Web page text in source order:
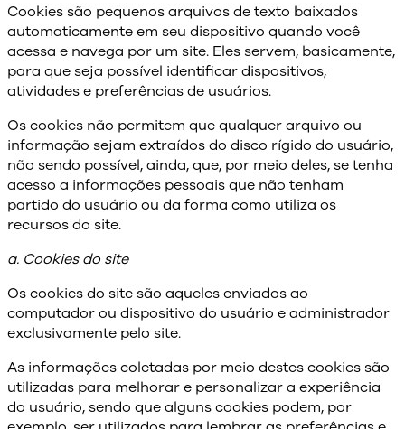
Cookies são pequenos arquivos de texto baixados
automaticamente em seu dispositivo quando você
acessa e navega por um site. Eles servem, basicamente,
para que seja possível identificar dispositivos,
atividades e preferências de usuários.
Os cookies não permitem que qualquer arquivo ou
informação sejam extraídos do disco rígido do usuário,
não sendo possível, ainda, que, por meio deles, se tenha
acesso a informações pessoais que não tenham
partido do usuário ou da forma como utiliza os
recursos do site.
a. Cookies do site
Os cookies do site são aqueles enviados ao
computador ou dispositivo do usuário e administrador
exclusivamente pelo site.
As informações coletadas por meio destes cookies são
utilizadas para melhorar e personalizar a experiência
do usuário, sendo que alguns cookies podem, por